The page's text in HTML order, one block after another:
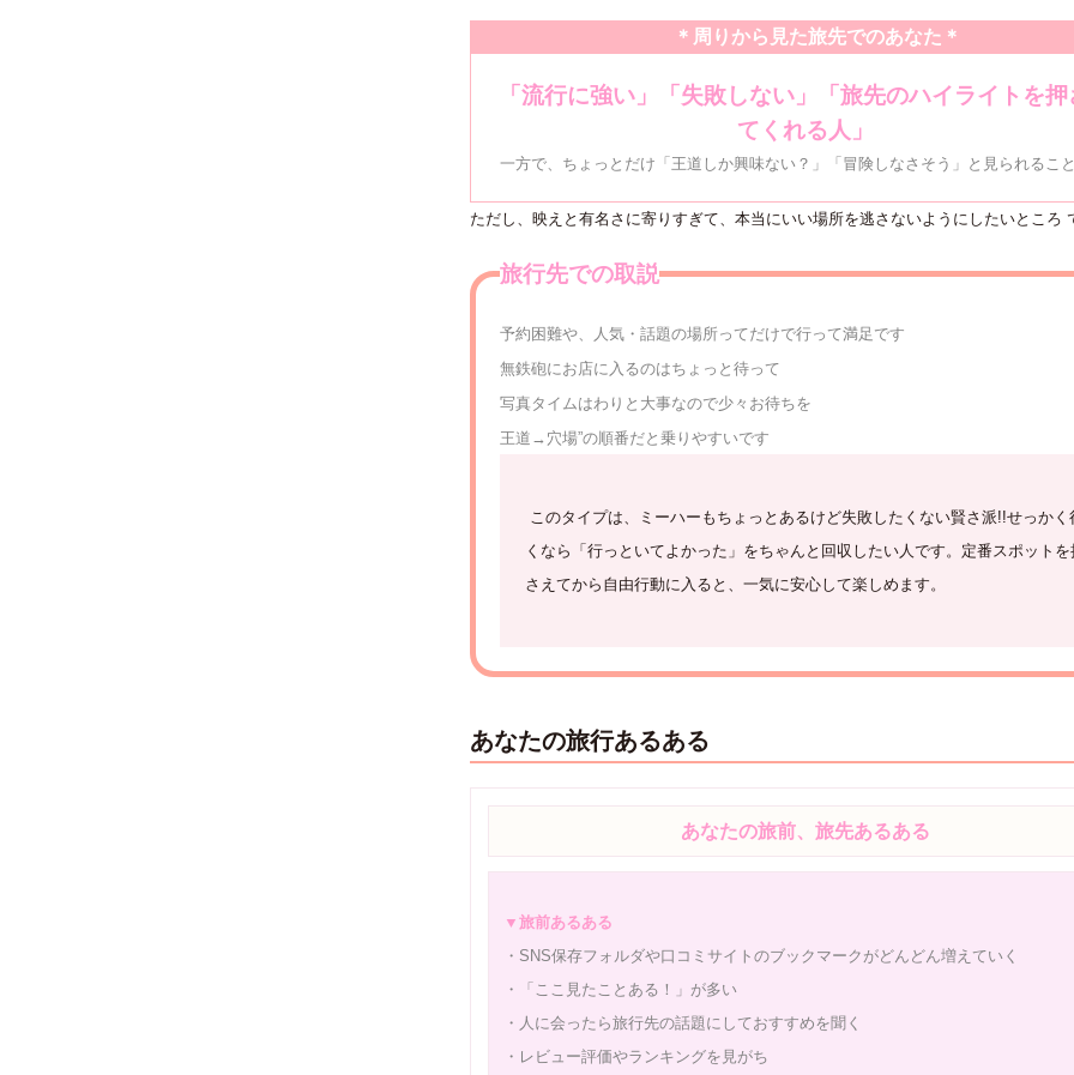
＊周りから見た旅先でのあなた＊
「流行に強い」「失敗しない」「旅先のハイライトを押
てくれる人」
一方で、ちょっとだけ「王道しか興味ない？」「冒険しなさそう」と見られるこ
ただし、映えと有名さに寄りすぎて、本当にいい場所を逃さないようにしたいところ
旅行先での取説
予約困難や、人気・話題の場所ってだけで行って満足です
無鉄砲にお店に入るのはちょっと待って
写真タイムはわりと大事なので少々お待ちを
王道→穴場”の順番だと乗りやすいです
このタイプは、ミーハーもちょっとあるけど失敗したくない賢さ派!!せっかく
くなら「行っといてよかった」をちゃんと回収したい人です。定番スポットを
さえてから自由行動に入ると、一気に安心して楽しめます。
あなたの旅行あるある
あなたの旅前、旅先あるある
▼旅前あるある
・SNS保存フォルダや口コミサイトのブックマークがどんどん増えていく
・「ここ見たことある！」が多い
・人に会ったら旅行先の話題にしておすすめを聞く
・レビュー評価やランキングを見がち